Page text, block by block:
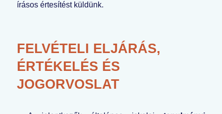
írásos értesítést küldünk.
FELVÉTELI ELJÁRÁS,
ÉRTÉKELÉS ÉS
JOGORVOSLAT